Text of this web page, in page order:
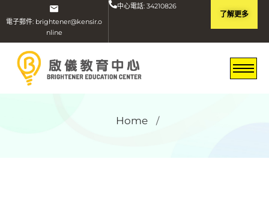
電子郵件: brightener@kensir.o
nline
中心電話: 34210826
了解更多
Home /